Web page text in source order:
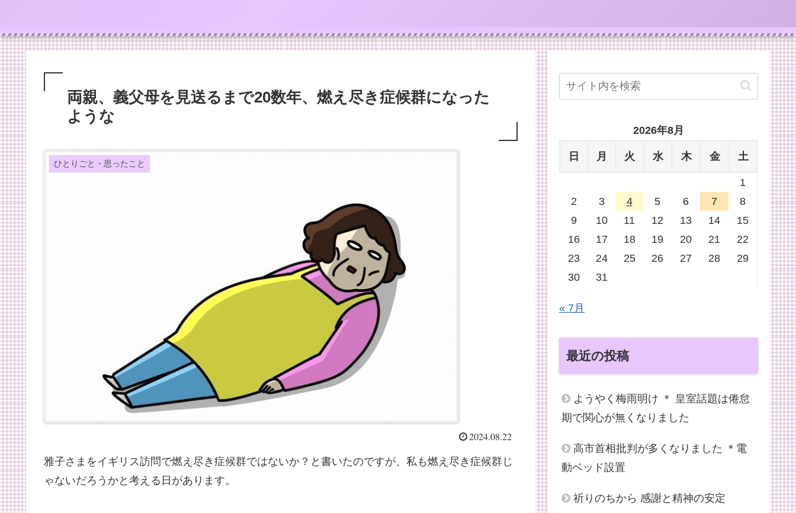
両親、義父母を見送るまで20数年、燃え尽き症候群になった
ような
ひとりごと・思ったこと
2024.08.22
雅子さまをイギリス訪問で燃え尽き症候群ではないか？と書いたのですが、私も燃え尽き症候群じ
ゃないだろうかと考える日があります。
2026年8月
日 月 火 水 木 金 土
1
2
3 4 5 6 7
8
9
10 11 12 13 14
15
16
17 18 19 20 21
22
23
24 25 26 27 28
29
30
31
« 7月
最近の投稿
ようやく梅雨明け ＊ 皇室話題は倦怠
期で関心が無くなりました
高市首相批判が多くなりました ＊電
動ベッド設置
祈りのちから 感謝と精神の安定